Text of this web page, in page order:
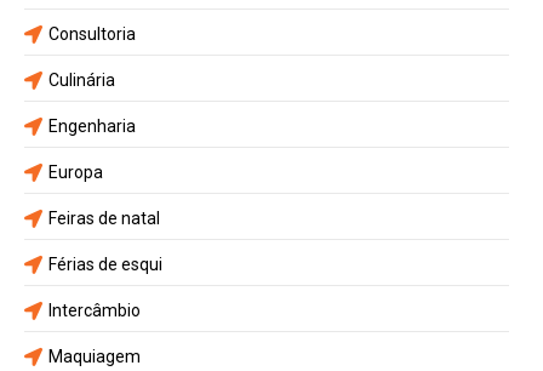
Consultoria
Culinária
Engenharia
Europa
Feiras de natal
Férias de esqui
Intercâmbio
Maquiagem